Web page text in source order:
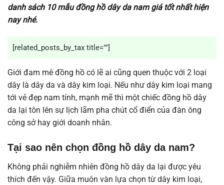
danh sách 10 mẫu đồng hồ dây da nam giá tốt nhất hiện
nay nhé.
[related_posts_by_tax title=""]
Giới đam mê đồng hồ có lẽ ai cũng quen thuộc với 2 loại
dây là dây da và dây kim loại. Nếu như dây kim loại mang
tới vẻ đẹp nam tính, mạnh mẽ thì một chiếc đồng hồ dây
da lại tôn lên sự lịch lãm pha chút cổ điển của đàn ông
công sở hay giới doanh nhân.
Tại sao nên chọn đồng hồ dây da nam?
Không phải nghiễm nhiên đồng hồ dây da lại được yêu
thích đến vậy. Giữa muôn vàn lựa chọn từ dây kim loại,